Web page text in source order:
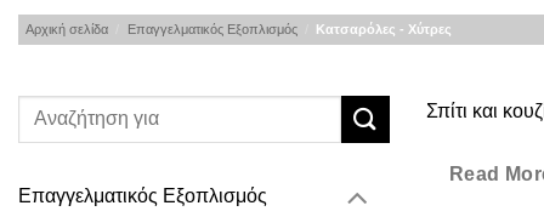
Αρχική σελίδα Επαγγελματικός Εξοπλισμός Κατσαρόλες - Χύτρες
Επαγγελματικός Εξοπλισμός
Σπίτι και
Read